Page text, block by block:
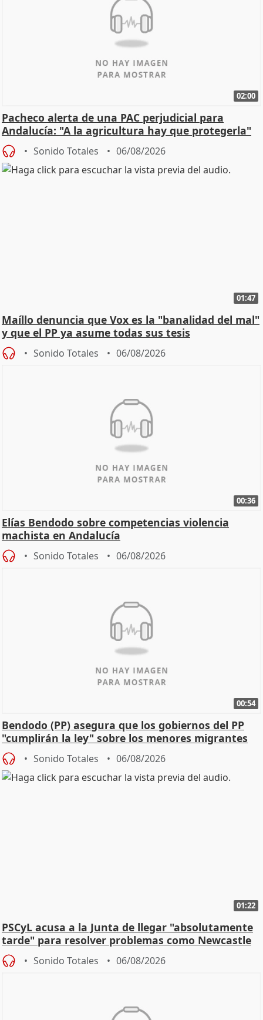
02:00
Pacheco alerta de una PAC perjudicial para
Andalucía: "A la agricultura hay que protegerla"
Sonido Totales 06/08/2026
01:47
Maíllo denuncia que Vox es la "banalidad del mal"
y que el PP ya asume todas sus tesis
Sonido Totales 06/08/2026
00:36
Elías Bendodo sobre competencias violencia
machista en Andalucía
Sonido Totales 06/08/2026
00:54
Bendodo (PP) asegura que los gobiernos del PP
"cumplirán la ley" sobre los menores migrantes
Sonido Totales 06/08/2026
01:22
PSCyL acusa a la Junta de llegar "absolutamente
tarde" para resolver problemas como Newcastle
Sonido Totales 06/08/2026